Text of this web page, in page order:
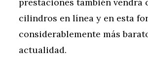
prestaciones también vendrá
cilindros en línea y en esta
considerablemente más
actualidad.